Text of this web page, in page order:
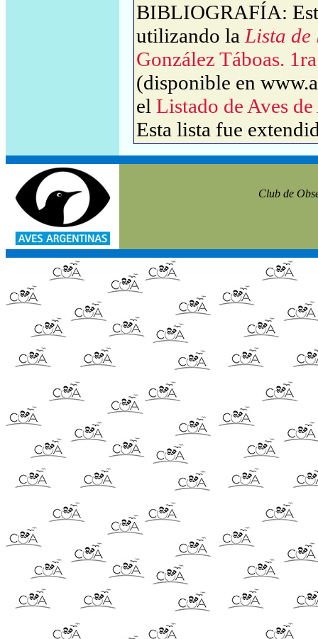
BIBLIOGRAFÍA:
utilizando la Lista de
González Táboas.
(disponible en
el Listado de Aves
Esta lista fue
Club de